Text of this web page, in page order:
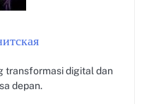
transformasi digital dan
depan.